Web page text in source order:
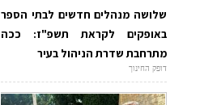
שלושה מנהלים חדשים לבתי הספר
באופקים לקראת תשפ"ז: ככה
מתרחבת שדרת הניהול בעיר
דופק החינוך